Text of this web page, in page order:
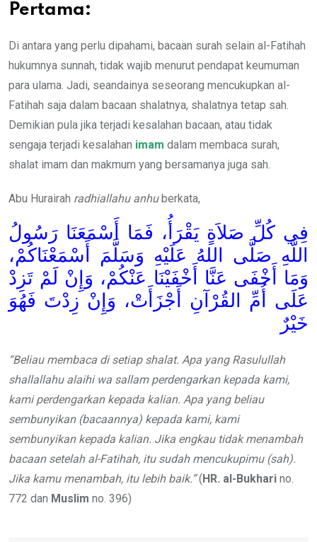
Pertama:
Di antara yang perlu dipahami, bacaan surah selain al-Fatihah
hukumnya sunnah, tidak wajib menurut pendapat keumuman
para ulama. Jadi, seandainya seseorang mencukupkan al-
Fatihah saja dalam bacaan shalatnya, shalatnya tetap sah.
Demikian pula jika terjadi kesalahan bacaan, atau tidak
sengaja terjadi kesalahan imam dalam membaca surah,
shalat imam dan makmum yang bersamanya juga sah.
Abu Hurairah radhiallahu anhuberkata,
فِي كُلِّ صَلاَةٍ يَقْرَأُ، فَمَا أَسْمَعَنَا رَسُولُ
اللَّهِ صَلَّى اللهُ عَلَيْهِ وَسَلَّمَ أَسْمَعْنَاكُمْ،
وَمَا أَخْفَى عَنَّا أَخْفَيْنَا عَنْكُمْ، وَإِنْ لَمْ تَزِدْ
عَلَى أُمِّ القُرْآنِ أَجْزَأَتْ، وَإِنْ زِدْتَ فَهُوَ
خَيْرٌ
“Beliau membaca di setiap shalat. Apa yang Rasulullah
shallallahu alaihi wa sallam perdengarkan kepada kami,
kami perdengarkan kepada kalian. Apa yang beliau
sembunyikan (bacaannya) kepada kami, kami
sembunyikan kepada kalian. Jika engkau tidak menambah
bacaan setelah al-Fatihah, itu sudah mencukupimu (sah).
Jika kamu menambah, itu lebih baik.”(HR. al-Bukhari no.
772 dan Muslim no. 396)